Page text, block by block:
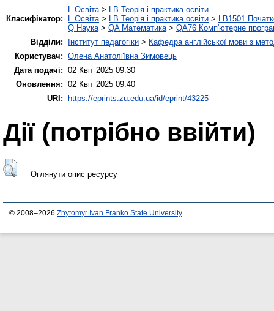
Класифікатор:
L Освіта> LB Теорія і практика освіти
L Освіта> LB Теорія і практика освіти > LB1501
Q Наука> QA Математика> QA76 Комп'ютерне
Відділи:
Інститут педагогіки > Кафедра англійської мови з
Користувач: Олена Анатоліївна Зимовець
Дата подачі: 02 Квіт 2025 09:30
Оновлення: 02 Квіт 2025 09:40
URI:
https://eprints.zu.edu.ua/id/eprint/43225
Дії ​​(потрібно ввійти)
Оглянути опис ресурсу
© 2008–2026 Zhytomyr Ivan Franko State University